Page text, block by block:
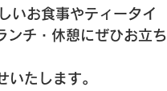
いお食事やティータイ
ンチ・休憩にぜひお立ち
たします。